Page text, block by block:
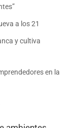
a los 21
y cultiva
en la